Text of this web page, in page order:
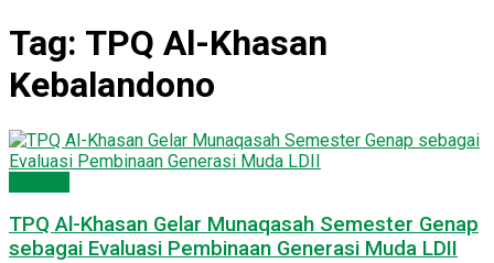
Tag: TPQ Al-Khasan
Kebalandono
​TPQ Al-Khasan Gelar Munaqasah Semester Genap
sebagai Evaluasi Pembinaan Generasi Muda LDII